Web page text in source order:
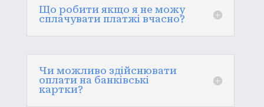
Що робити якщо я не можу
сплачувати платжі вчасно?
Чи можливо здійснювати
оплати на банківські
картки?